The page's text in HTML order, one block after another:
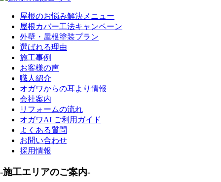
屋根のお悩み解決メニュー
屋根カバー工法キャンペーン
外壁・屋根塗装プラン
選ばれる理由
施工事例
お客様の声
職人紹介
オガワからの耳より情報
会社案内
リフォームの流れ
オガワAI ご利用ガイド
よくある質問
お問い合わせ
採用情報
-施工エリアのご案内-